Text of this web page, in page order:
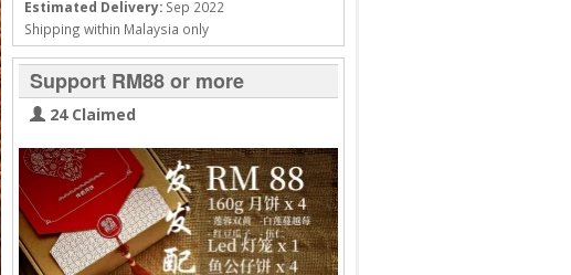
Estimated Delivery: Sep 2022
Shipping within Malaysia only
Support RM88 or more
24 Claimed